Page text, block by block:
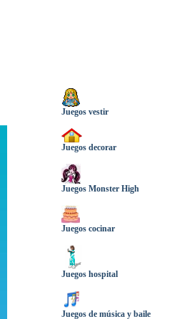
Juegos vestir
Juegos decorar
Juegos Monster High
Juegos cocinar
Juegos hospital
Juegos de música y baile